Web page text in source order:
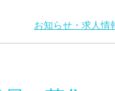
お知らせ・求人情